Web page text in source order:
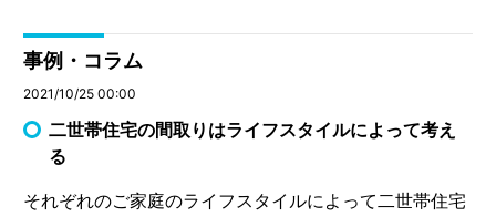
事例・コラム
2021/10/25 00:00
二世帯住宅の間取りはライフスタイルによって考え
る
それぞれのご家庭のライフスタイルによって二世帯住宅